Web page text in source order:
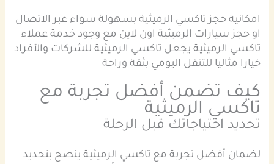
امكانية حجز تاكسي الرميثية بسهولة سواء عبر الاتصال
او حجز سيارات الرميثية اون لاين مع وجود خدمة عملاء
تاكسي الرميثية يجعل تاكسي الرميثية للشركات والأفراد
خيارا مثاليا للتنقل اليومي بثقة وراحة
كيف تضمن أفضل تجربة مع
تاكسي الرميثية
تحديد احتياجاتك قبل الرحلة
لضمان أفضل تجربة مع تاكسي الرميثية ينصح بتحديد